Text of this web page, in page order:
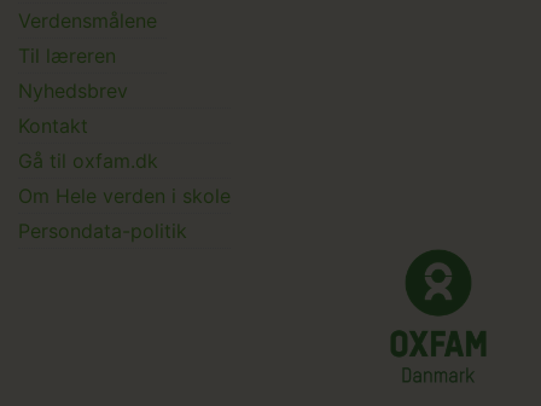
Verdensmålene
Til læreren
Main
Submenu
Nyhedsbrev
Kontakt
Gå til oxfam.dk
Om Hele verden i skole
Persondata-politik